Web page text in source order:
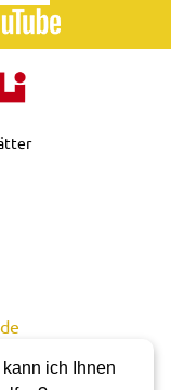
ich Ihnen